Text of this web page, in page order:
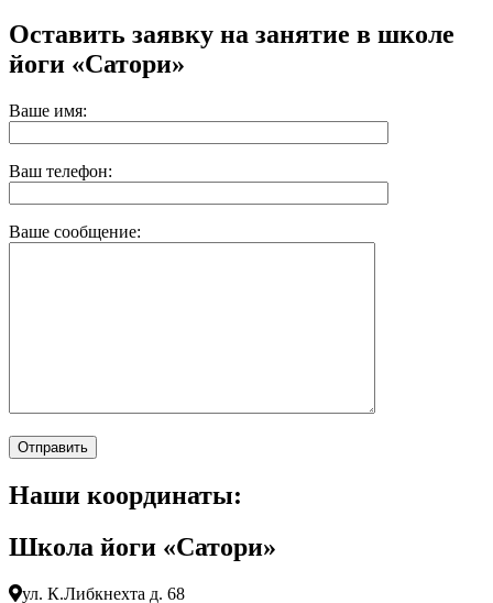
Оставить заявку на занятие в школе
йоги «Сатори»
Ваше имя:
Ваш телефон:
Ваше сообщение:
Наши координаты:
Школа йоги «Сатори»
ул. К.Либкнехта д. 68